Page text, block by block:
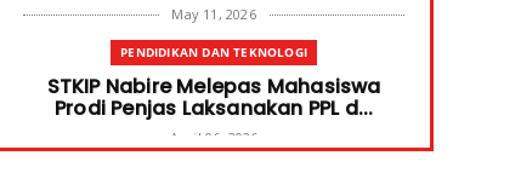
May 11, 2026
PENDIDIKAN DAN TEKNOLOGI
STKIP Nabire Melepas Mahasiswa
Prodi Penjas Laksanakan PPL d...
April 06, 2026